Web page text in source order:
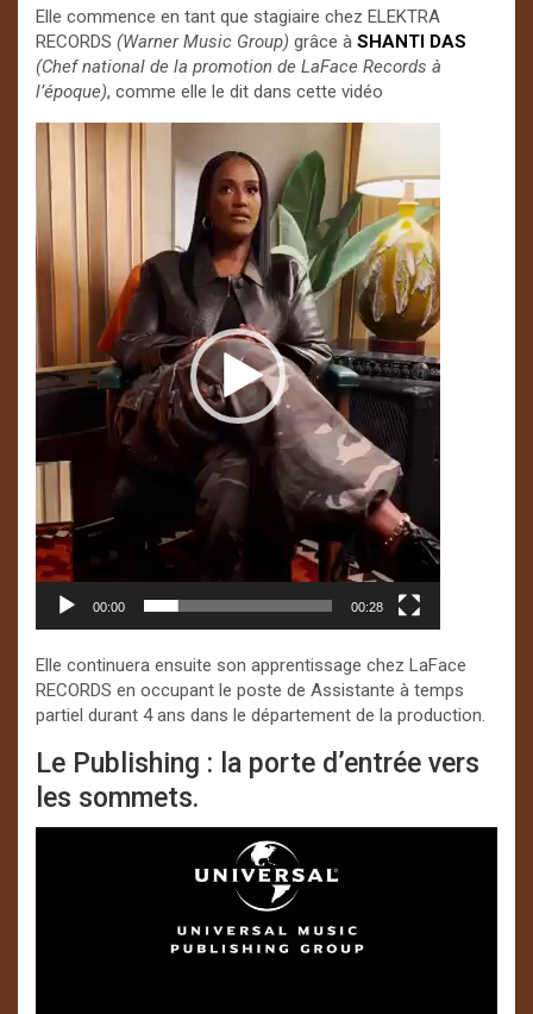
Elle commence en tant que stagiaire chez ELEKTRA
RECORDS (Warner Music Group) grâce à SHANTI DAS
(Chef national de la promotion de LaFace Records à
l’époque), comme elle le dit dans cette vidéo
Lecteur
vidéo
00:00 00:28
Elle continuera ensuite son apprentissage chez LaFace
RECORDS en occupant le poste de Assistante à temps
partiel durant 4 ans dans le département de la production.
Le Publishing : la porte d’entrée vers
les sommets.